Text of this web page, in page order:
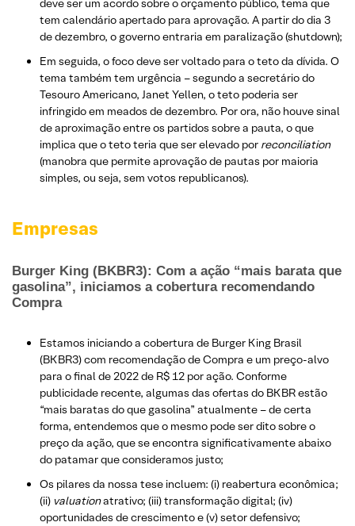
deve ser um acordo sobre o orçamento público, tema que
tem calendário apertado para aprovação. A partir do dia 3
de dezembro, o governo entraria em paralização (shutdown);
Em seguida, o foco deve ser voltado para o teto da dívida. O
tema também tem urgência – segundo a secretário do
Tesouro Americano, Janet Yellen, o teto poderia ser
infringido em meados de dezembro. Por ora, não houve sinal
de aproximação entre os partidos sobre a pauta, o que
implica que o teto teria que ser elevado por reconciliation
(manobra que permite aprovação de pautas por maioria
simples, ou seja, sem votos republicanos).
Empresas
Burger King (BKBR3): Com a ação “mais barata que
gasolina”, iniciamos a cobertura recomendando
Compra
Estamos iniciando a cobertura de Burger King Brasil
(BKBR3) com recomendação de Compra e um preço-alvo
para o final de 2022 de R$ 12 por ação. Conforme
publicidade recente, algumas das ofertas do BKBR estão
“mais baratas do que gasolina” atualmente – de certa
forma, entendemos que o mesmo pode ser dito sobre o
preço da ação, que se encontra significativamente abaixo
do patamar que consideramos justo;
Os pilares da nossa tese incluem: (i) reabertura econômica;
(ii) valuationatrativo; (iii) transformação digital; (iv)
oportunidades de crescimento e (v) setor defensivo;